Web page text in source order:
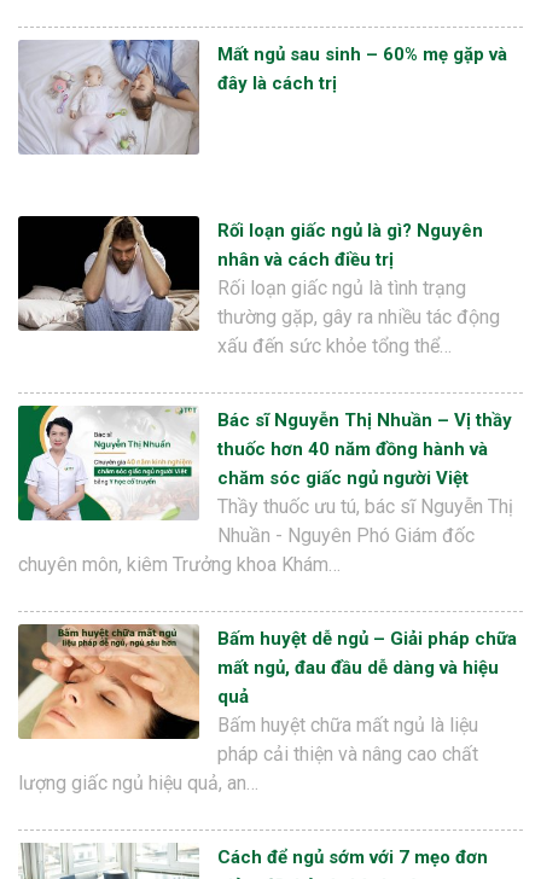
Mất ngủ sau sinh – 60% mẹ gặp và
đây là cách trị
Rối loạn giấc ngủ là gì? Nguyên
nhân và cách điều trị
Rối loạn giấc ngủ là tình trạng
thường gặp, gây ra nhiều tác động
xấu đến sức khỏe tổng thể…
Bác sĩ Nguyễn Thị Nhuần – Vị thầy
thuốc hơn 40 năm đồng hành và
chăm sóc giấc ngủ người Việt
Thầy thuốc ưu tú, bác sĩ Nguyễn Thị
Nhuần - Nguyên Phó Giám đốc
chuyên môn, kiêm Trưởng khoa Khám…
Bấm huyệt dễ ngủ – Giải pháp chữa
mất ngủ, đau đầu dễ dàng và hiệu
quả
Bấm huyệt chữa mất ngủ là liệu
pháp cải thiện và nâng cao chất
lượng giấc ngủ hiệu quả, an…
Cách để ngủ sớm với 7 mẹo đơn